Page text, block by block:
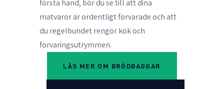
första hand, bör du se till att dina
matvaror är ordentligt förvarade och att
du regelbundet rengör kök och
förvaringsutrymmen.
LÄS MER OM BRÖDBAGGAR